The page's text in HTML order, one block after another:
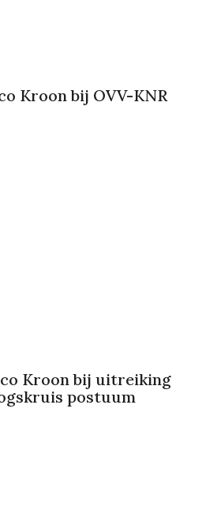
Kroon bij OVV-KNR
Kroon bij uitreiking
postuum